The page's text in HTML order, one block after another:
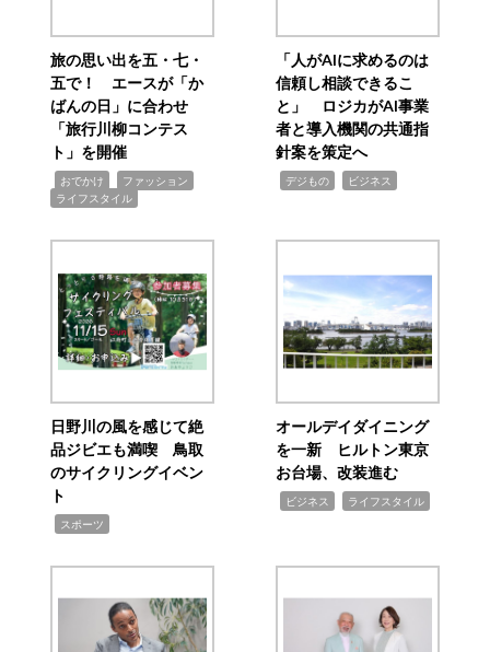
旅の思い出を五・七・
五で！ エースが「か
ばんの日」に合わせ
「旅行川柳コンテス
ト」を開催
おでかけ ファッション
ライフスタイル
「人がAIに求めるのは
信頼し相談できるこ
と」 ロジカがAI事業
者と導入機関の共通指
針案を策定へ
デジもの ビジネス
日野川の風を感じて絶
品ジビエも満喫 鳥取
のサイクリングイベン
ト
スポーツ
オールデイダイニング
を一新 ヒルトン東京
お台場、改装進む
ビジネス ライフスタイル